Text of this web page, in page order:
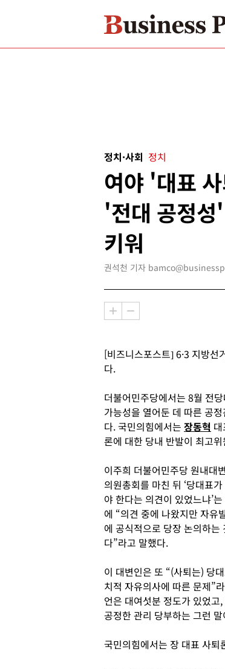
정치·사회 정치
여야 '대표
'전대 공정
키워
권석천 기자
[비즈니스포스트] 6·3 지방선
다.
더불어민주당에서는 8월 전
가능성을 열어둔 데 따른 공
다. 국민의힘에서는 장동혁
론에 대한 당내 반발이 최고
이주희 더불어민주당 원내대
의원총회를 마친 뒤 ‘당대표
야 한다는 의견이 있었느냐’
에 “의견 중에 나왔지만 자유
에 공식적으로 당장 논의하는
다”라고 말했다.
이 대변인은 또 “(사퇴는) 당
치적 자유의사에 따른 문제”
언은 대여섯분 정도가 있었고
공정한 관리 당부하는 그런
국민의힘에서는 장 대표 사